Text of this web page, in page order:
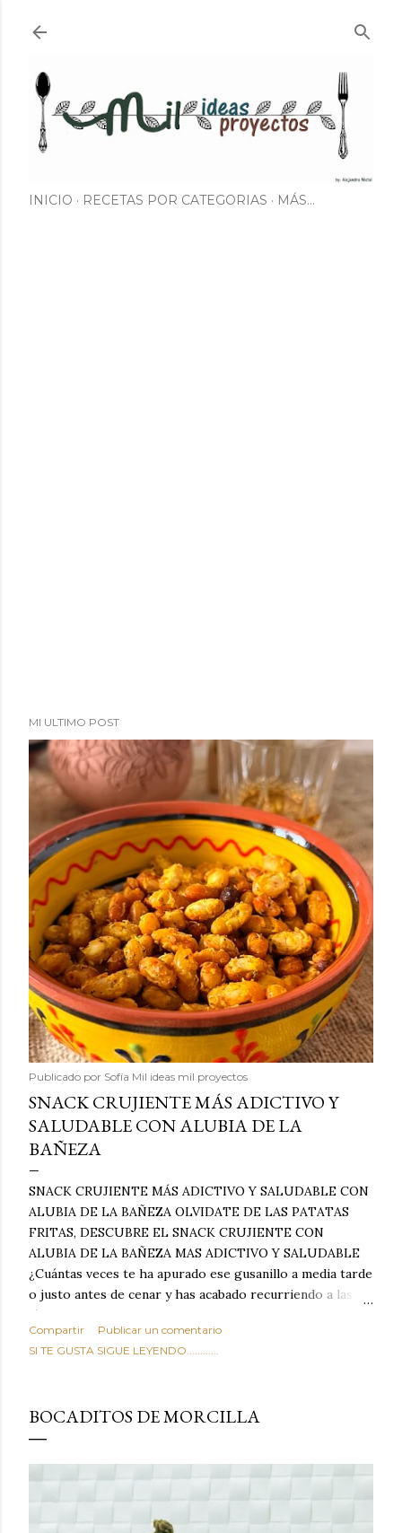
INICIO RECETAS POR CATEGORIAS MÁS…
MI ULTIMO POST
Publicado por Sofía Mil ideas mil proyectos
SNACK CRUJIENTE MÁS ADICTIVO Y
SALUDABLE CON ALUBIA DE LA
BAÑEZA
SNACK CRUJIENTE MÁS ADICTIVO Y SALUDABLE CON
ALUBIA DE LA BAÑEZA OLVIDATE DE LAS PATATAS
FRITAS, DESCUBRE EL SNACK CRUJIENTE CON
ALUBIA DE LA BAÑEZA MAS ADICTIVO Y SALUDABLE
¿Cuántas veces te ha apurado ese gusanillo a media tarde
o justo antes de cenar y has acabado recurriendo a las
típicas patatas de bolsa, frutos secos fritos o snacks
ultraprocesados llenos de grasas saturadas y sodio?
Todos hemos estado ahí. Sin embargo, cuidarse no tiene
satisface. Estas alubias crujientes al horno van a cambiar
por completo tu forma de ver las legumbres. Olvídate de
copiosos de invierno. Con esta receta simple pero
revolucionaria, transformaremos un ingrediente tan
humilde como la alubia de La Bañeza en un snack ligero,
Compartir
Publicar un comentario
SI TE GUSTA SIGUE LEYENDO............
BOCADITOS DE MORCILLA